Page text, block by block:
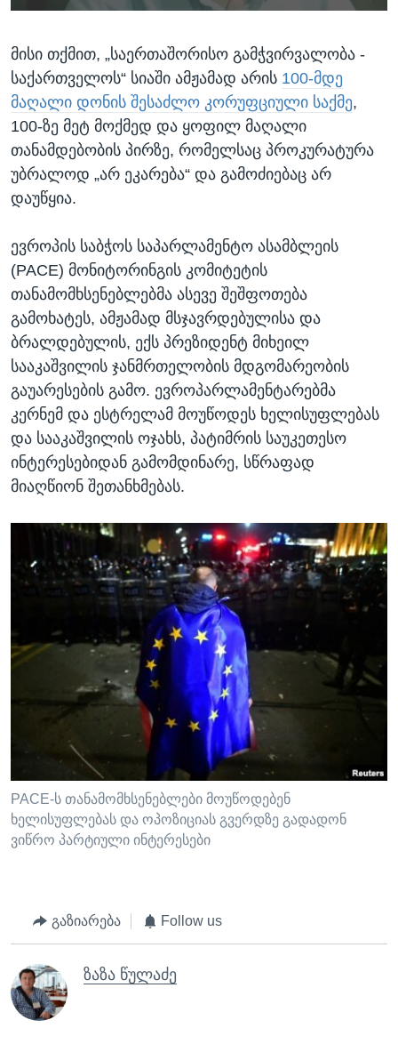
მისი თქმით, „საერთაშორისო გამჭვირვალობა -
საქართველოს“ სიაში ამჟამად არის 100-მდე
მაღალი დონის შესაძლო კორუფციული საქმე,
100-ზე მეტ მოქმედ და ყოფილ მაღალი
თანამდებობის პირზე, რომელსაც პროკურატურა
უბრალოდ „არ ეკარება“ და გამოძიებაც არ
დაუწყია.
ევროპის საბჭოს საპარლამენტო ასამბლეის
(PACE) მონიტორინგის კომიტეტის
თანამომხსენებლებმა ასევე შეშფოთება
გამოხატეს, ამჟამად მსჯავრდებულისა და
ბრალდებულის, ექს პრეზიდენტ მიხეილ
სააკაშვილის ჯანმრთელობის მდგომარეობის
გაუარესების გამო. ევროპარლამენტარებმა
კერნემ და ესტრელამ მოუწოდეს ხელისუფლებას
და სააკაშვილის ოჯახს, პატიმრის საუკეთესო
ინტერესებიდან გამომდინარე, სწრაფად
მიაღწიონ შეთანხმებას.
PACE-ს თანამომხსენებლები მოუწოდებენ
ხელისუფლებას და ოპოზიციას გვერდზე გადადონ
ვიწრო პარტიული ინტერესები
გაზიარება Follow us
ზაზა წულაძე